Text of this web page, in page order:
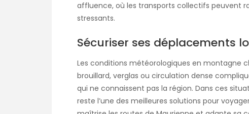
affluence, où les transports collectifs peuvent
stressants.
Sécuriser ses déplacements
Les conditions météorologiques en montagne
brouillard, verglas ou circulation dense
qui ne connaissent pas la région. Dans ces
reste l’une des meilleures solutions pour